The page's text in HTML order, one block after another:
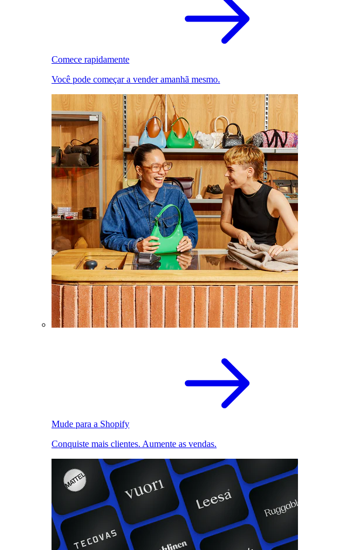
Comece rapidamente
Você pode começar a vender amanhã mesmo.
Mude para a Shopify
Conquiste mais clientes. Aumente as vendas.